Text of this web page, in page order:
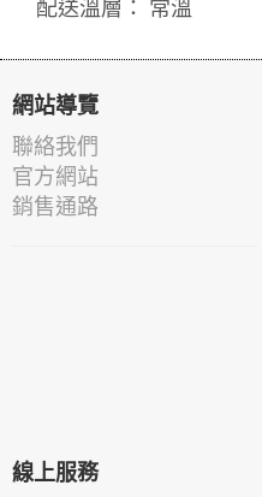
配送溫層： 常溫
網站導覽
聯絡我們
官方網站
銷售通路
線上服務